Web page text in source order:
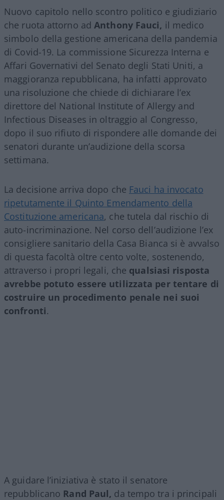
Nuovo capitolo nello scontro politico e giudiziario
che ruota attorno adAnthony Fauci, il medico
simbolo della gestione americana della pandemia
di Covid-19. La commissione Sicurezza Interna e
Affari Governativi del Senato degli Stati Uniti, a
maggioranza repubblicana, ha infatti approvato
una risoluzione che chiede di dichiarare l’ex
direttore del National Institute of Allergy and
Infectious Diseases in oltraggio al Congresso,
dopo il suo rifiuto di rispondere alle domande dei
senatori durante un’audizione della scorsa
settimana.
La decisione arriva dopo che Fauci ha invocato
ripetutamente il Quinto Emendamento della
Costituzione americana, che tutela dal rischio di
auto-incriminazione. Nel corso dell’audizione l’ex
consigliere sanitario della Casa Bianca si è avvalso
di questa facoltà oltre cento volte, sostenendo,
attraverso i propri legali, che qualsiasi risposta
avrebbe potuto essere utilizzata per tentare di
costruire un procedimento penale nei suoi
confronti.
A guidare l’iniziativa è stato il senatore
repubblicano Rand Paul, da tempo tra i principali